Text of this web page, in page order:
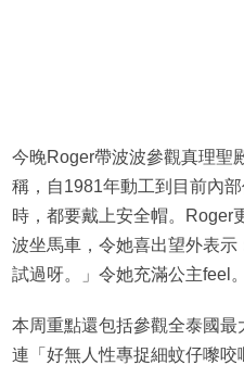
今晚Roger帶波波參觀真理聖
稱，自1981年動工到目前內
時，都要戴上安全帽。Roger
波坐馬車，令她喜出望外表
試過呀。」令她充滿公主feel。
本周重點還包括參觀全泰國
連「好無人性專捉細蚊仔嚟